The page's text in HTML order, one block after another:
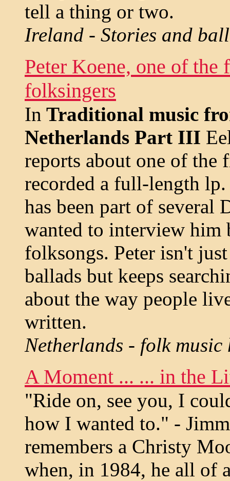
tell a thing or two.
Ireland - Stories and
Peter Koene, one of the
folksingers
In Traditional music
Netherlands Part III
reports about one of
recorded a full-length
has been part of several
wanted to interview him
folksongs. Peter isn't
ballads but keeps
about the way people
written.
Netherlands - folk
A Moment ... ... in the
"Ride on, see you, I
how I wanted to." -
remembers a Christy
when, in 1984, he all of